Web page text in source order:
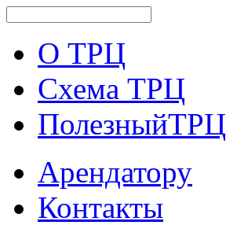
О ТРЦ
Схема ТРЦ
ПолезныйТРЦ
Арендатору
Контакты